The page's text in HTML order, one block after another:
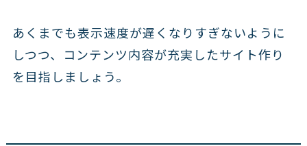
あくまでも表示速度が遅くなりすぎないように
しつつ、コンテンツ内容が充実したサイト作り
を目指しましょう。